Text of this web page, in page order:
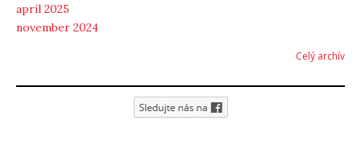
apríl 2025
november 2024
Celý archív